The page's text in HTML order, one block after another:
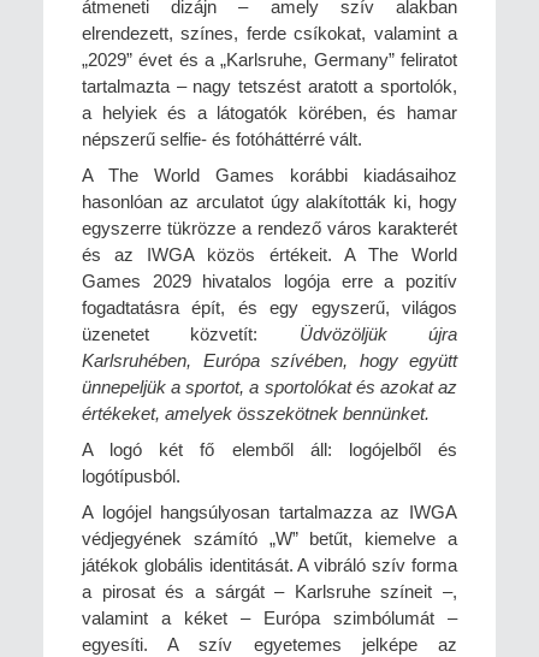
átmeneti dizájn – amely szív alakban
elrendezett, színes, ferde csíkokat, valamint a
„2029” évet és a „Karlsruhe, Germany” feliratot
tartalmazta – nagy tetszést aratott a sportolók,
a helyiek és a látogatók körében, és hamar
népszerű selfie- és fotóháttérré vált.
A The World Games korábbi kiadásaihoz
hasonlóan az arculatot úgy alakították ki, hogy
egyszerre tükrözze a rendező város karakterét
és az IWGA közös értékeit. A The World
Games 2029 hivatalos logója erre a pozitív
fogadtatásra épít, és egy egyszerű, világos
üzenetet közvetít: Üdvözöljük újra
Karlsruhében, Európa szívében, hogy együtt
ünnepeljük a sportot, a sportolókat és azokat az
értékeket, amelyek összekötnek bennünket.
A logó két fő elemből áll: logójelből és
logótípusból.
A logójel hangsúlyosan tartalmazza az IWGA
védjegyének számító „W” betűt, kiemelve a
játékok globális identitását. A vibráló szív forma
a pirosat és a sárgát – Karlsruhe színeit –,
valamint a kéket – Európa szimbólumát –
egyesíti. A szív egyetemes jelképe az